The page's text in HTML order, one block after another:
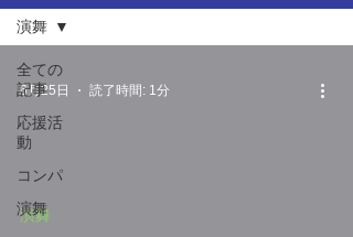
全ての
記事
応援活
動
コンパ
演舞
演舞
演舞
6月25日 読了時間: 1分